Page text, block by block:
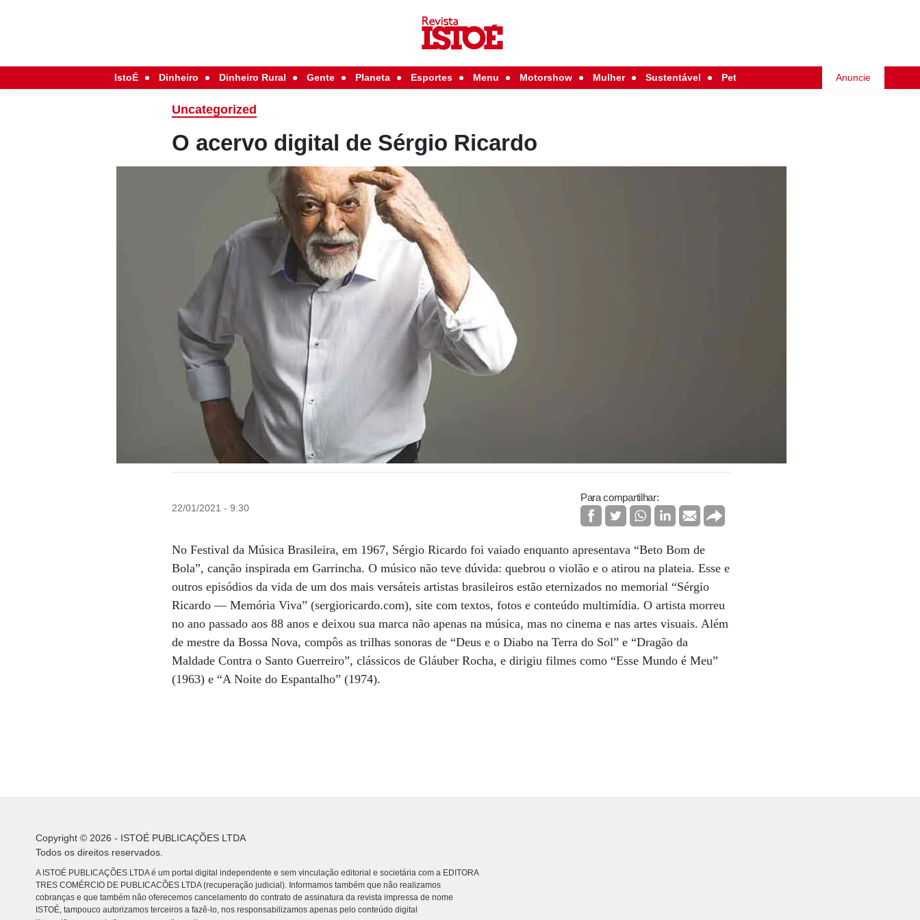
IstoÉ Dinheiro Dinheiro Rural Gente Planeta Esportes Menu Motorshow Mulher Sustentável Pet Anuncie
Uncategorized
O acervo digital de Sérgio Ricardo
22/01/2021 - 9:30
Para compartilhar:
No Festival da Música Brasileira, em 1967, Sérgio Ricardo foi vaiado enquanto apresentava “Beto Bom de
Bola”, canção inspirada em Garrincha. O músico não teve dúvida: quebrou o violão e o atirou na plateia. Esse e
outros episódios da vida de um dos mais versáteis artistas brasileiros estão eternizados no memorial “Sérgio
Ricardo — Memória Viva” (sergioricardo.com), site com textos, fotos e conteúdo multimídia. O artista morreu
no ano passado aos 88 anos e deixou sua marca não apenas na música, mas no cinema e nas artes visuais. Além
de mestre da Bossa Nova, compôs as trilhas sonoras de “Deus e o Diabo na Terra do Sol” e “Dragão da
Maldade Contra o Santo Guerreiro”, clássicos de Gláuber Rocha, e dirigiu filmes como “Esse Mundo é Meu”
(1963) e “A Noite do Espantalho” (1974).
Copyright © 2026 - ISTOÉ PUBLICAÇÕES LTDA
Todos os direitos reservados.
A ISTOÉ PUBLICAÇÕES LTDA é um portal digital independente e sem vinculação editorial e societária com a EDITORA
TRES COMÉRCIO DE PUBLICACÕES LTDA (recuperação judicial). Informamos também que não realizamos
cobranças e que também não oferecemos cancelamento do contrato de assinatura da revista impressa de nome
ISTOÉ, tampouco autorizamos terceiros a fazê-lo, nos responsabilizamos apenas pelo conteúdo digital